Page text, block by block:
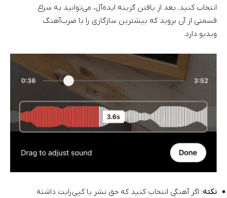
انتخاب کنید. بعد از یافتن گزینه ایده‌آل، می‌توانید به سراغ
قسمتی از آن بروید که بیشترین سازگاری را با ضرب‌آهنگ
ویدیو دارد.
نکته: اگر آهنگی انتخاب کنید که حق نشر یا کپی‌رایت داشته